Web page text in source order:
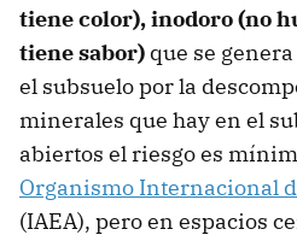
tiene color), inodoro (no
tiene sabor) que se
el subsuelo por la
minerales que hay en el
abiertos el riesgo es
Organismo Internacional
(IAEA), pero en espacios